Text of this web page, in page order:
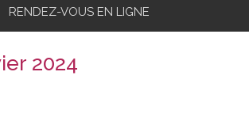
RENDEZ-VOUS EN LIGNE
2024